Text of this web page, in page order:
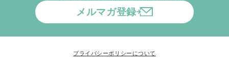
メルマガ登録
プライバシーポリシーについて